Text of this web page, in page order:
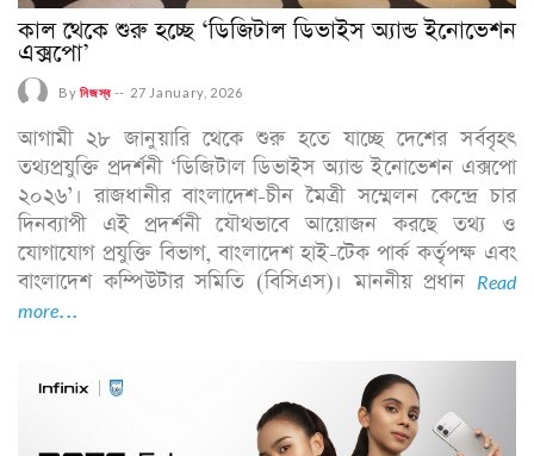
কাল থেকে শুরু হচ্ছে ‘ডিজিটাল ডিভাইস অ্যান্ড ইনোভেশন
এক্সপো’
Byনিজস্ব-- 27 January, 2026
আগামী ২৮ জানুয়ারি থেকে শুরু হতে যাচ্ছে দেশের সর্ববৃহৎ
তথ্যপ্রযুক্তি প্রদর্শনী ‘ডিজিটাল ডিভাইস অ্যান্ড ইনোভেশন এক্সপো
২০২৬’। রাজধানীর বাংলাদেশ-চীন মৈত্রী সম্মেলন কেন্দ্রে চার
দিনব্যাপী এই প্রদর্শনী যৌথভাবে আয়োজন করছে তথ্য ও
যোগাযোগ প্রযুক্তি বিভাগ, বাংলাদেশ হাই-টেক পার্ক কর্তৃপক্ষ এবং
বাংলাদেশ কম্পিউটার সমিতি (বিসিএস)। মাননীয় প্রধান Read
more...